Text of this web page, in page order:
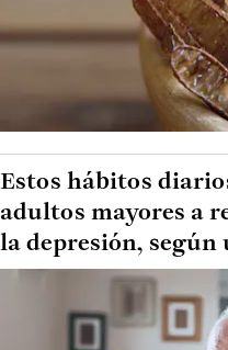
Estos hábitos
adultos mayores a
la depresión, según